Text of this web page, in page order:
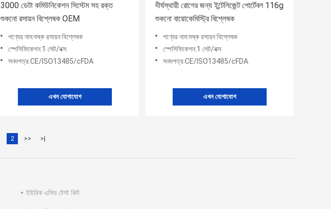
3000 ডেটা কমিউনিকেশন সিস্টেম সহ রক্ত ​​
শুকনো রসায়ন বিশ্লেষক OEM
পণ্যের নাম:শুষ্ক রসায়ন বিশ্লেষক
স্পেসিফিকেশন:1 সেট/বক্স
সনদপত্র:CE/ISO13485/cFDA
এখন যোগাযোগ
দীর্ঘস্থায়ী রোগের জন্য ইন্টেলিজেন্ট পোর্টেবল 116g
শুকনো বায়োকেমিস্ট্রি বিশ্লেষক
পণ্যের নাম:শুষ্ক রসায়ন বিশ্লেষক
স্পেসিফিকেশন:1 সেট/বক্স
সনদপত্র:CE/ISO13485/cFDA
এখন যোগাযোগ
2 >> >|
ইউরিক এসিড টেস্ট কিট